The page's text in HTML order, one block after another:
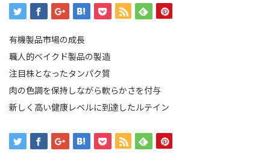
有機製品市場の成長
職人的ベイクド製品の製造
注目株となったタンパク質
肉の色調を保持しながら軟らかさを付与
新しく高い健康レベルに到達したルテイン